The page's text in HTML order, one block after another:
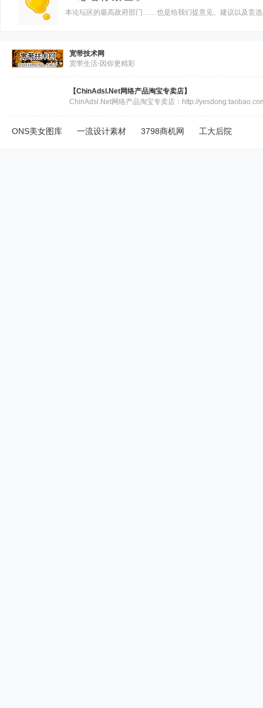
本论坛区的最高政府部门……也是给我们提意见、建议以及竞
宽带技术网
宽带生活-因你更精彩
【ChinAdsl.Net网络产品淘宝专卖店】
ChinAdsl.Net网络产品淘宝专卖店：http://
ONS美女图库 一流设计素材 3798商机网 工大后院